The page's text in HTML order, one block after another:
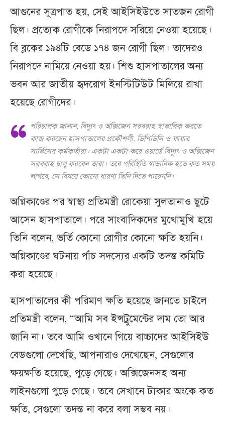
আগুনের সূত্রপাত হয়, সেই আইসিইউতে সাতজন রোগী
ছিল। প্রত্যেক রোগীকে নিরাপদে সরিয়ে নেওয়া হয়েছে।
বি ব্লকের ১৯৪টি বেডে ১৭৪ জন রোগী ছিল। তাদেরও
নিরাপদে নামিয়ে নেওয়া হয়। শিশু হাসপাতালের অন্য
ভবন আর জাতীয় হৃদরোগ ইনস্টিটিউট মিলিয়ে রাখা
হয়েছে রোগীদের।
পরিচালক জানান, বিদ্যুৎ ও অক্সিজেন সরবরাহ স্বাভাবিক করতে
কাজ করছেন হাসপাতালের প্রকৌশলী, ডিপিডিসি ও ফায়ার
সার্ভিসের কর্মকর্তারা। একটা একটা করে ওয়ার্ডে বিদ্যুৎ ও অক্সিজেন
সরবরাহ চালু করবেন তারা। তবে পরিস্থিতি স্বাভাবিক হতে কত সময়
লাগবে, সে বিষয়ে কোনো ধারণা তিনি দিতে পারেননি।
অগ্নিকাণ্ডের পর স্বাস্থ্য প্রতিমন্ত্রী রোকেয়া সুলতানাও ছুটে
আসেন হাসপাতালে। পরে সাংবাদিকদের মুখোমুখি হয়ে
তিনি বলেন, ভর্তি কোনো রোগীর কোনো ক্ষতি হয়নি।
অগ্নিকাণ্ডের ঘটনায় পাঁচ সদস্যের একটি তদন্ত কমিটি
করা হয়েছে।
হাসপাতালের কী পরিমাণ ক্ষতি হয়েছে জানতে চাইলে
প্রতিমন্ত্রী বলেন, “আমি সব ইন্সট্রুমেন্টের দাম তো আর
জানি না। তবে আমি ওখানে গিয়ে বাচ্চাদের আইসিইউ
বেডগুলো দেখেছি, আপনারাও দেখেছেন, সেগুলোর
ক্ষয়ক্ষতি হয়েছে, পুড়ে গেছে। অক্সিজেনসহ অন্য
লাইনগুলো পুড়ে গেছে। তবে সেখানে টাকার অংকে কত
ক্ষতি, সেগুলো তদন্ত না করে বলা সম্ভব নয়।